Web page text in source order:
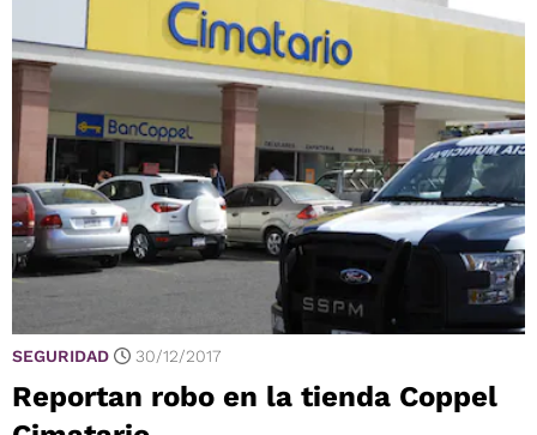
SEGURIDAD 30/12/2017
Reportan robo en la tienda Coppel